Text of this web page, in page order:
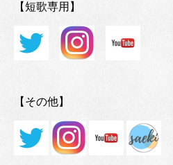
【短歌専用】
【その他】